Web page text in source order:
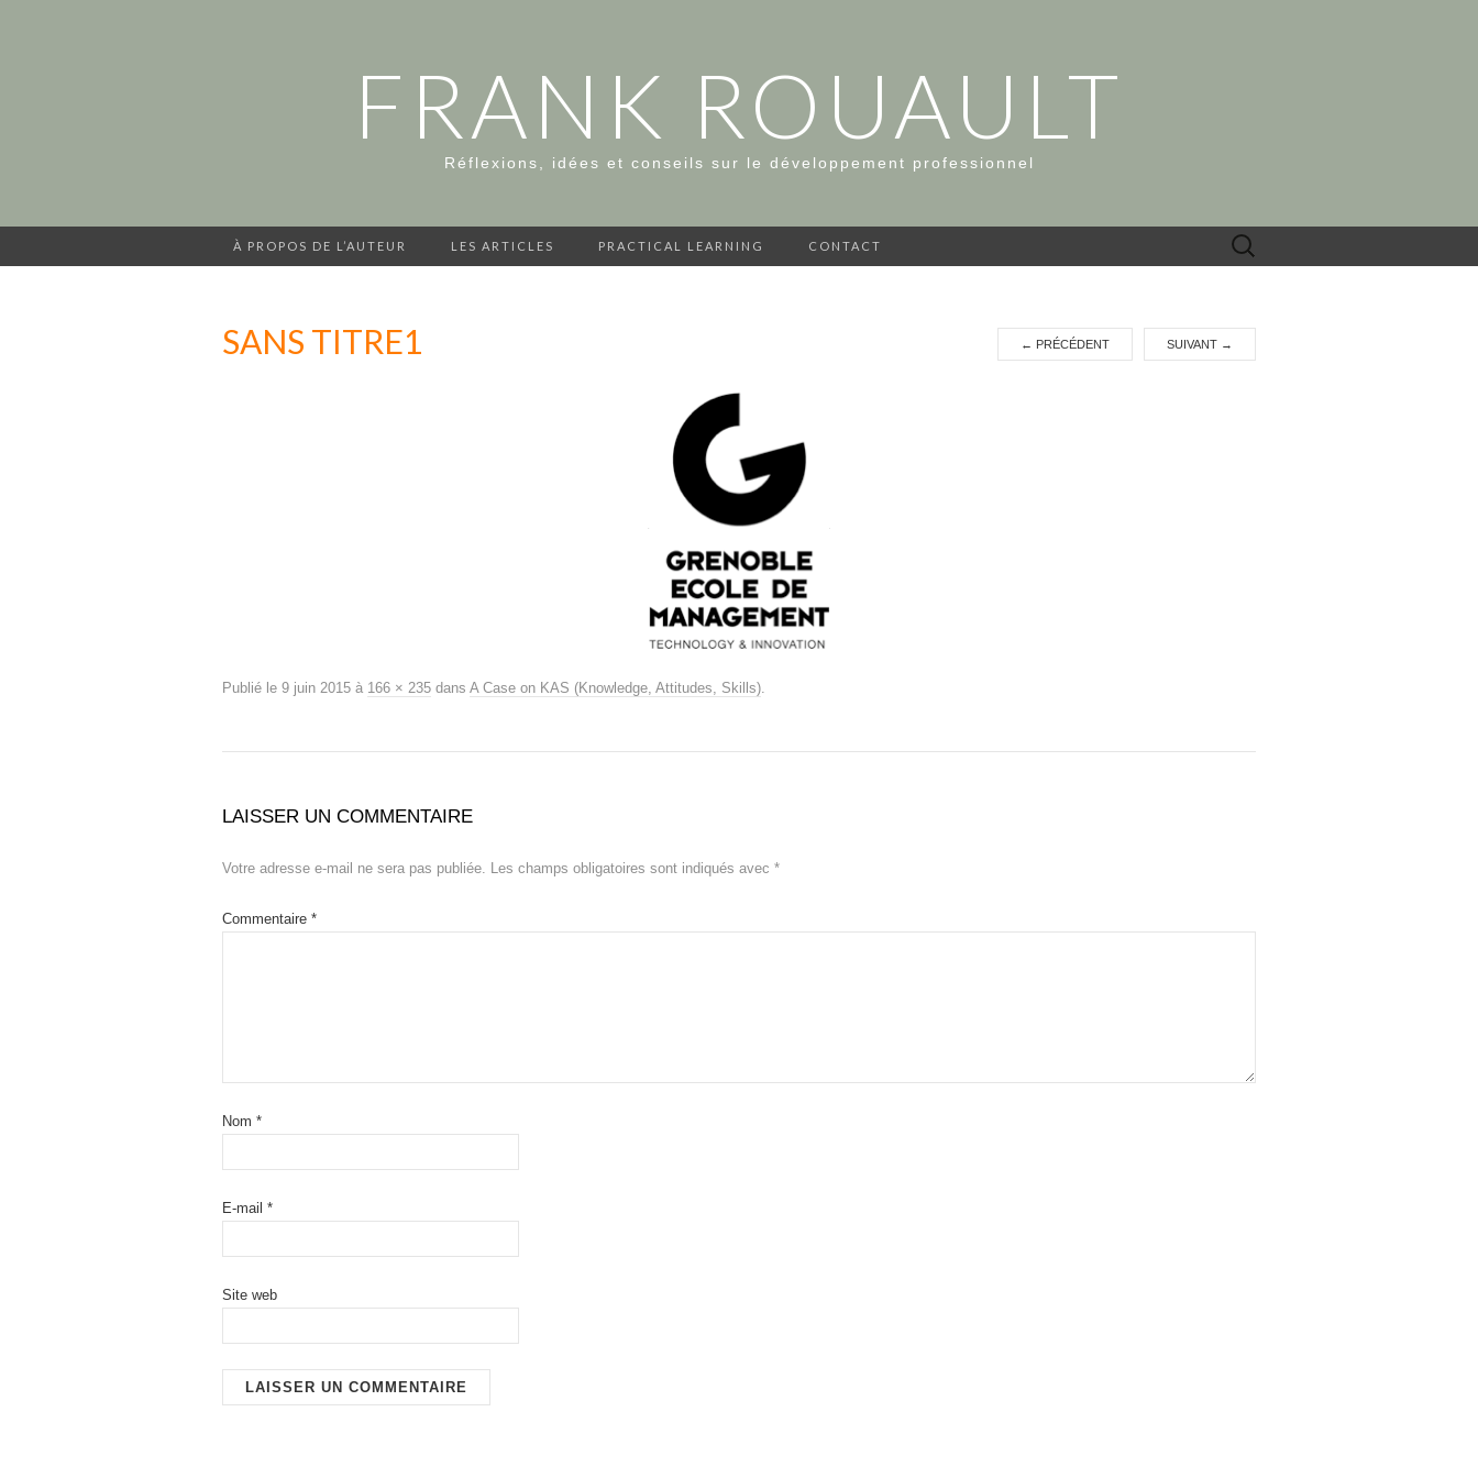
FRANK ROUAULT
Réflexions, idées et conseils sur le développement professionnel
À PROPOS DE L’AUTEUR LES ARTICLES PRACTICAL LEARNING CONTACT Rechercher :
SANS TITRE1 ← PRÉCÉDENT SUIVANT →
Publié le 9 juin 2015 à 166 × 235 dans A Case on KAS (Knowledge, Attitudes, Skills).
LAISSER UN COMMENTAIRE
Votre adresse e-mail ne sera pas publiée. Les champs obligatoires sont indiqués avec *
Commentaire *
Nom *
E-mail *
Site web